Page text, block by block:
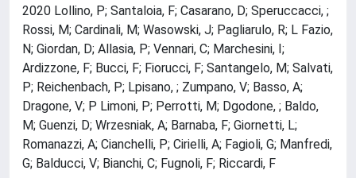
2020 Lollino, P; Santaloia, F; Casarano, D; Speruccacci, ;
Rossi, M; Cardinali, M; Wasowski, J; Pagliarulo, R; L Fazio,
N; Giordan, D; Allasia, P; Vennari, C; Marchesini, I;
Ardizzone, F; Bucci, F; Fiorucci, F; Santangelo, M; Salvati,
P; Reichenbach, P; Lpisano, ; Zumpano, V; Basso, A;
Dragone, V; P Limoni, P; Perrotti, M; Dgodone, ; Baldo,
M; Guenzi, D; Wrzesniak, A; Barnaba, F; Giornetti, L;
Romanazzi, A; Cianchelli, P; Cirielli, A; Fagioli, G; Manfredi,
G; Balducci, V; Bianchi, C; Fugnoli, F; Riccardi, F